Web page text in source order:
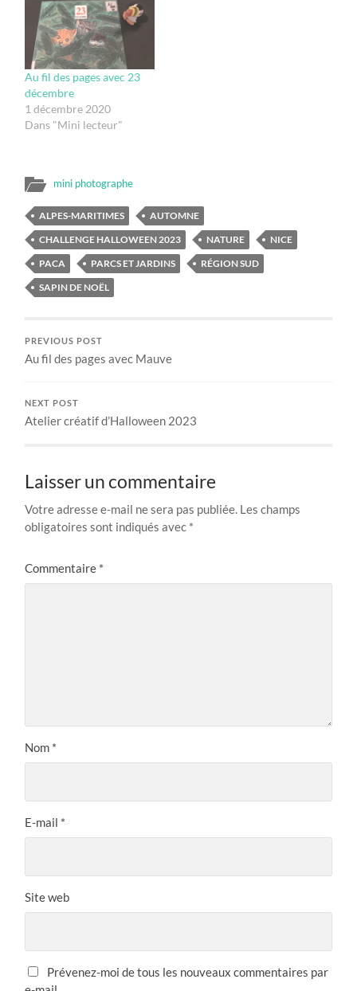
Au fil des pages avec 23
décembre
1 décembre 2020
Dans "Mini lecteur"
mini photographe
ALPES-MARITIMES
AUTOMNE
CHALLENGE HALLOWEEN 2023
NATURE
NICE
PACA
PARCS ET JARDINS
RÉGION SUD
SAPIN DE NOËL
PREVIOUS POST
Au fil des pages avec Mauve
NEXT POST
Atelier créatif d’Halloween 2023
Laisser un commentaire
Votre adresse e-mail ne sera pas publiée. Les champs
obligatoires sont indiqués avec *
Commentaire *
Nom *
E-mail *
Site web
Prévenez-moi de tous les nouveaux commentaires par